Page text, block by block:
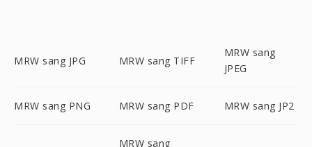
MRW sang JPG MRW sang TIFF
MRW sang
JPEG
MRW sang PNG MRW sang PDF MRW sang JP2
MRW sang